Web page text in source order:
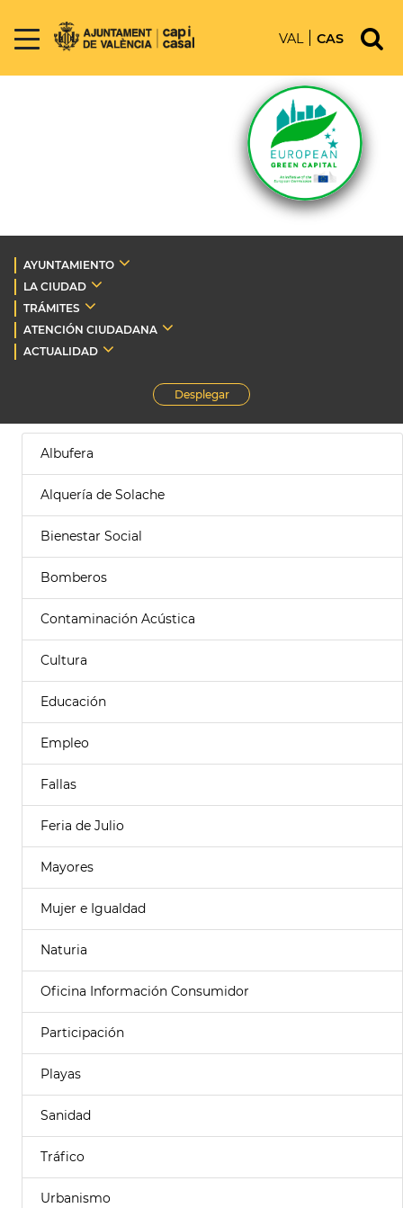
VAL CAS
AYUNTAMIENTO
LA CIUDAD
TRÁMITES
ATENCIÓN CIUDADANA
ACTUALIDAD
Desplegar
Albufera
Alquería de Solache
Bienestar Social
Bomberos
Contaminación Acústica
Cultura
Educación
Empleo
Fallas
Feria de Julio
Mayores
Mujer e Igualdad
Naturia
Oficina Información Consumidor
Participación
Playas
Sanidad
Tráfico
Urbanismo